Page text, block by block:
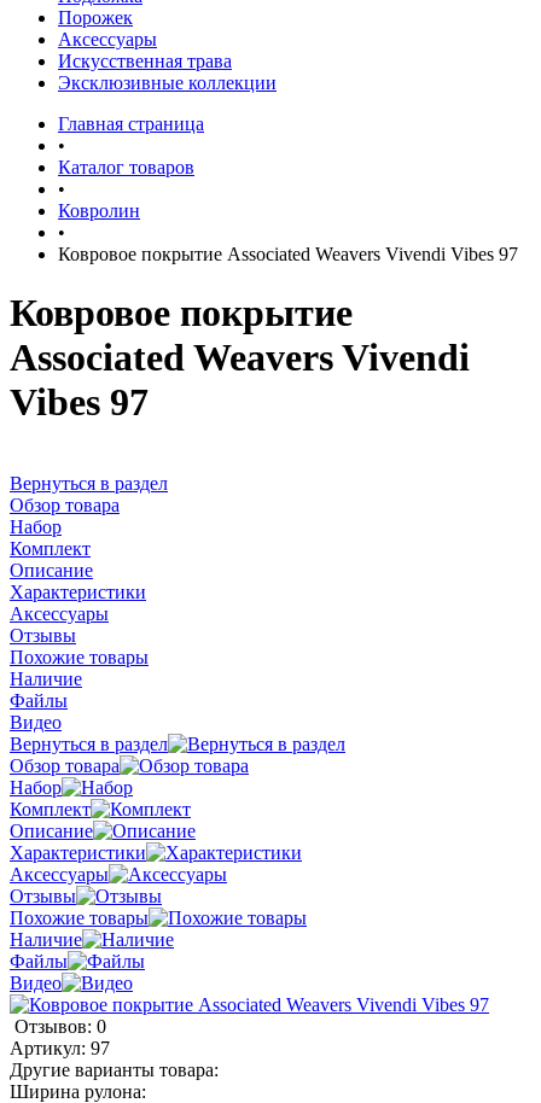
Порожек
Аксессуары
Искусственная трава
Эксклюзивные коллекции
Главная страница
•
Каталог товаров
•
Ковролин
•
Ковровое покрытие Associated Weavers Vivendi Vibes 97
Ковровое покрытие
Associated Weavers Vivendi
Vibes 97
Вернуться в раздел
Обзор товара
Набор
Комплект
Описание
Характеристики
Аксессуары
Отзывы
Похожие товары
Наличие
Файлы
Видео
Вернуться в раздел
Обзор товара
Набор
Комплект
Описание
Характеристики
Аксессуары
Отзывы
Похожие товары
Наличие
Файлы
Видео
Отзывов: 0
Артикул: 97
Другие варианты товара:
Ширина рулона: